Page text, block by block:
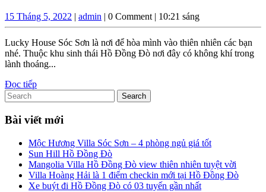
Lucky
House
Sóc
tại
Hồ
Đò
có
tốt
không?
15 Tháng 5, 2022 15
Tháng
5,
2022
| admin admin
| 0 Comment | 10:21 sáng
Lucky House Sóc Sơn là nơi để hòa mình vào thiên nhiên các bạn
nhé. Thuộc khu sinh thái Hồ Đồng Đò nơi đây có không khí trong
lành thoáng...
Đọc tiếpĐọc
Search
for:
Bài viết mới
Mộc Hương Villa Sóc Sơn – 4 phòng ngủ giá tốt
Sun Hill Hồ Đồng Đò
Mangolia Villa Hồ Đồng Đò view thiên nhiên tuyệt vời
Villa Hoàng Hải là 1 điểm checkin mới tại Hồ Đồng Đò
Xe buýt đi Hồ Đồng Đò có 03 tuyến gần nhất